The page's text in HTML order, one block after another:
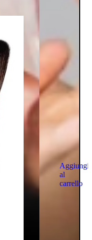
Aggiungi
al
carrello